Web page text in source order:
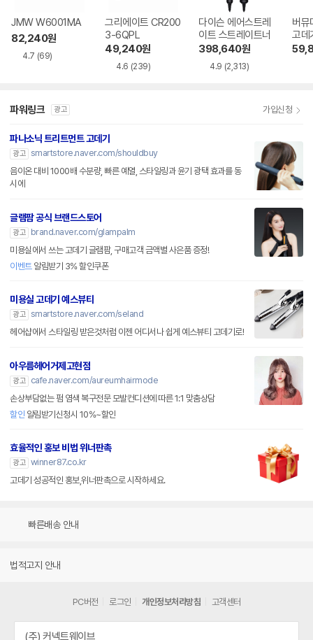
JMW W6001MA
82,240원
4.7 (69)
그리에이트 CR200
3-6QPL
49,240원
4.6 (239)
다이슨 에어스트레
이트 스트레이트너
398,640원
4.9 (2,313)
버뮤
파워링크 광고 가입신청
파나소닉 트리트먼트 고데기
광고 smartstore.naver.com/shouldbuy
음이온 대비 1000배 수분량, 빠른 예열, 스타일링과 윤기 광택 효과를 동
시에
글램팜 공식 브랜드스토어
광고
brand.naver.com/glampalm
미용실에서 쓰는 고데기 글램팜, 구매고객 금액별 사은품 증정!
이벤트알림받기 3% 할인쿠폰
미용실 고데기 예스뷰티
광고 smartstore.naver.com/seland
헤어샵에서 스타일링 받은것처럼 이젠 어디서나 쉽게 예스뷰티 고데기로!
아우름헤어거제고현점
광고
cafe.naver.com/aureumhairmode
손상부담없는 펌 염색 복구전문 모발컨디션에 따른 1:1 맞춤상담
할인 알림받기신청시 10%~할인
효율적인 홍보 비법 위너판촉
광고 winner87.co.kr
고데기 성공적인 홍보,위너판촉으로 시작하세요.
빠른배송 안내
법적고지 안내
PC버전 로그인 개인정보처리방침 고객센터
(주) 커넥트웨이브